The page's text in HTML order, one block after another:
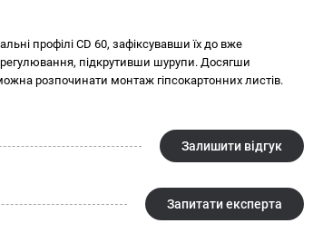
профілі CD 60, зафіксувавши їх до вже
регулювання, підкрутивши шурупи. Досягши
розпочинати монтаж гіпсокартонних листів.
Залишити відгук
Запитати експерта